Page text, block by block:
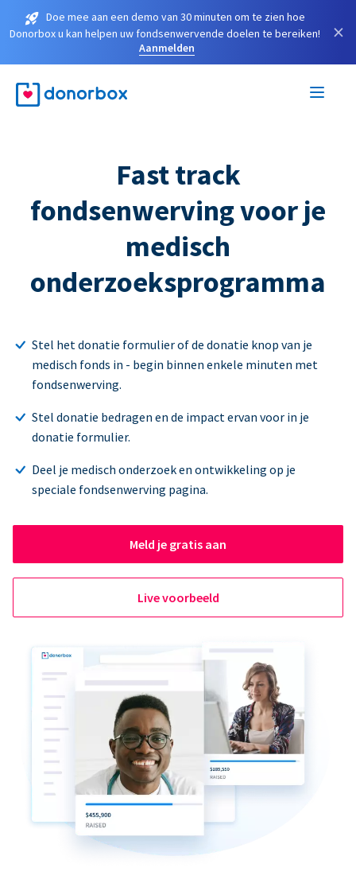
Doe mee aan een demo van 30 minuten om te zien hoe
Donorbox u kan helpen uw fondsenwervende doelen te bereiken!
Aanmelden
×
Fast track
fondsenwerving voor je
medisch
onderzoeksprogramma
Stel het donatie formulier of de donatie knop van je
medisch fonds in - begin binnen enkele minuten met
fondsenwerving.
Stel donatie bedragen en de impact ervan voor in je
donatie formulier.
Deel je medisch onderzoek en ontwikkeling op je
speciale fondsenwerving pagina.
Meld je gratis aan
Live voorbeeld